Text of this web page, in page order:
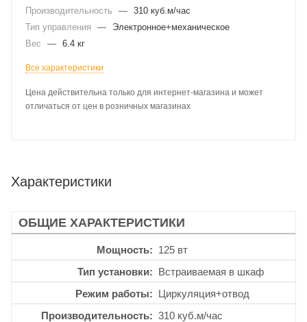
Производительность
— 310 куб.м/час
Тип управления
—
Электронное+механическое
Вес
— 6.4 кг
Все характеристики
Цена действительна только для интернет-магазина и может
отличаться от цен в розничных магазинах
Характеристики
ОБЩИЕ ХАРАКТЕРИСТИКИ
Мощность
125 вт
Тип установки
Встраиваемая в шкаф
Режим работы
Циркуляция+отвод
Производительность
310 куб.м/час